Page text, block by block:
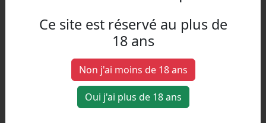
Centaurus BT200
Ce site est réservé au plus de
18 ans
Non j'ai moins de 18 ans
Oui j'ai plus de 18 ans